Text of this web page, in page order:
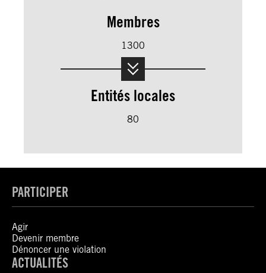
Membres
1300
Entités locales
80
PARTICIPER
Agir
Devenir membre
Dénoncer une violation
ACTUALITÉS